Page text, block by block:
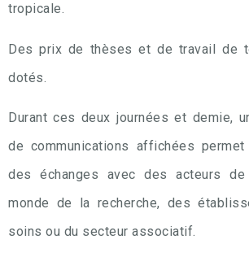
tropicale.
Des prix de thèses et de travail de
dotés.
Durant ces deux journées et demie,
de communications affichées permet
des échanges avec des acteurs
monde de la recherche, des
soins ou du secteur associatif.